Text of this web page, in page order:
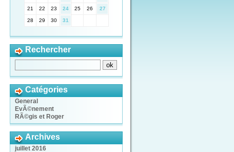
21 22 23 24 25 26 27
28 29 30 31
Rechercher
Catégories
General
EvÃ©nement
RÃ©gis et Roger
Archives
juillet 2016